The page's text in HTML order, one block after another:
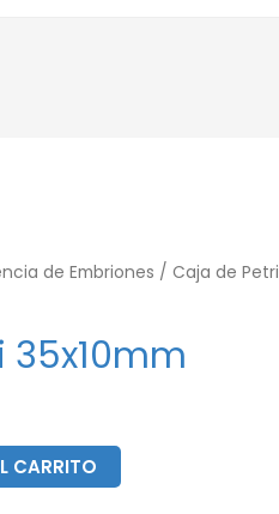
de Embriones / Caja de Petri
35x10mm
CARRITO